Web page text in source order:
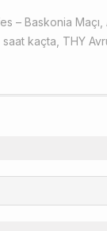
– Baskonia Maçı
saat kaçta THY